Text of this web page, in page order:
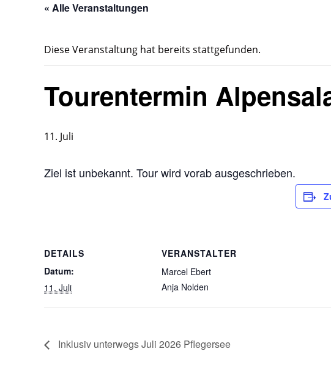
« Alle Veranstaltungen
Diese Veranstaltung hat bereits stattgefunden.
Tourentermin
11. Juli
Ziel ist unbekannt. Tour wird vorab ausgeschrieben.
DETAILS
Datum:
11. Juli
VERANSTALTER
Marcel Ebert
Anja Nolden
Inklusiv unterwegs Juli 2026 Pflegersee